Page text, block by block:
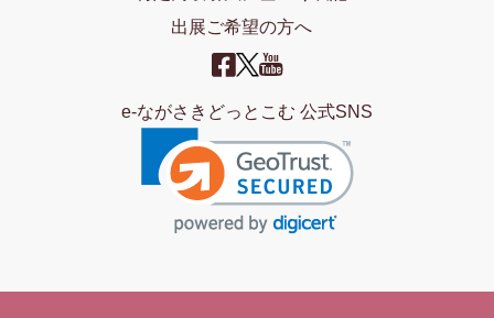
出展ご希望の方へ
e-ながさきどっとこむ 公式SNS